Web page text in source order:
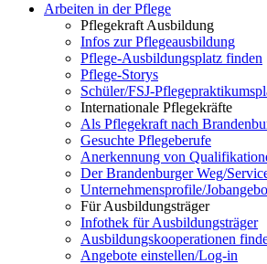
Arbeiten in der Pflege
Pflegekraft Ausbildung
Infos zur Pflegeausbildung
Pflege-Ausbildungsplatz finden
Pflege-Storys
Schüler/FSJ-
Internationale Pflegekräfte
Als Pflegekraft nach
Gesuchte Pflegeberufe
Anerkennung von
Der Brandenburger Weg/
Unternehmensprofile/
Für Ausbildungsträger
Infothek für Ausbildungsträger
Ausbildungskooperationen
Angebote einstellen/Log-in